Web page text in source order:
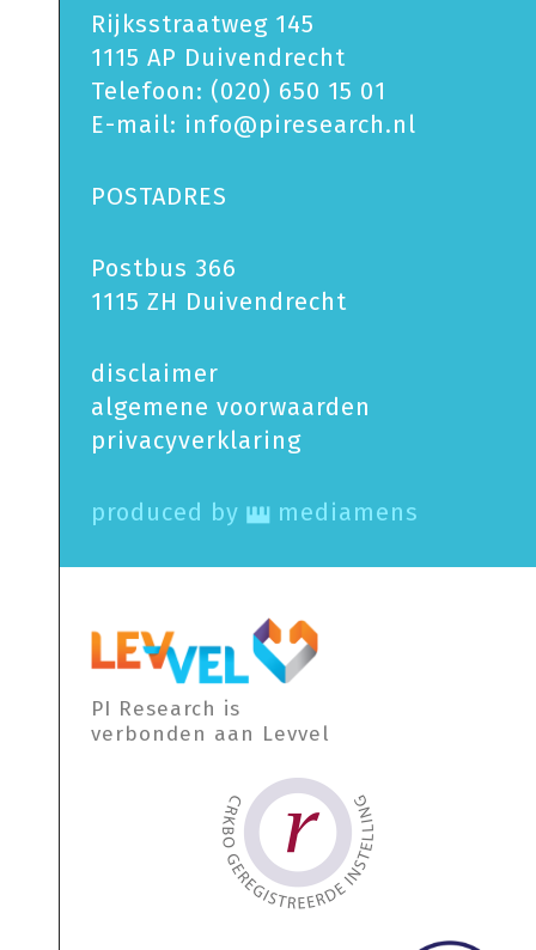
Rijksstraatweg 145
1115 AP Duivendrecht
Telefoon: (020) 650 15 01
E-mail: info@piresearch.nl
POSTADRES
Postbus 366
1115 ZH Duivendrecht
disclaimer
algemene voorwaarden
privacy­verklaring
produced by mediamens
PI Research is
verbonden aan Levvel